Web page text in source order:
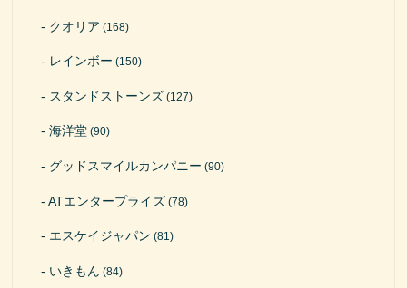
クオリア (168)
レインボー (150)
スタンドストーンズ (127)
海洋堂 (90)
グッドスマイルカンパニー (90)
ATエンタープライズ (78)
エスケイジャパン (81)
いきもん (84)